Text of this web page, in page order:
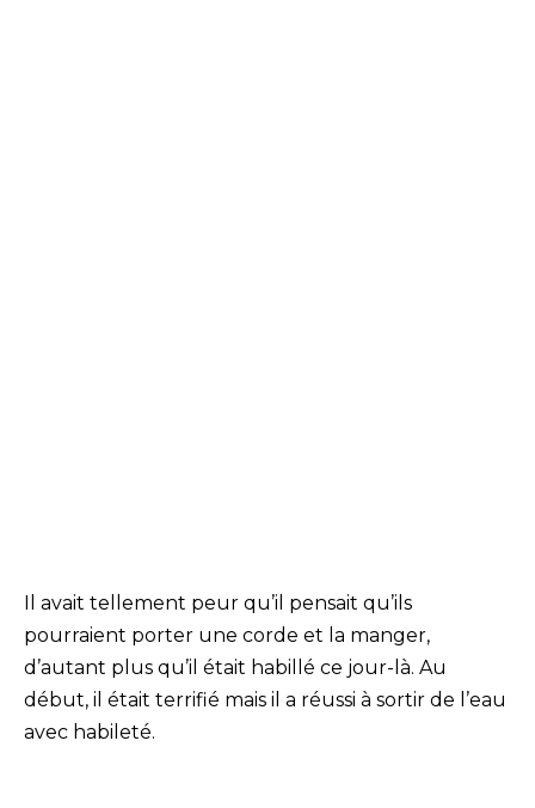
Il avait tellement peur qu’il pensait qu’ils
pourraient porter une corde et la manger,
d’autant plus qu’il était habillé ce jour-là. Au
début, il était terrifié mais il a réussi à sortir de l’eau
avec habileté.